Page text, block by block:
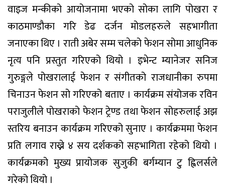
वाइज मन्कीको आयोजनामा भएको सोका लागि पोखरा र
काठमाण्डौका गरि डेढ दर्जन मोडलहरुले सहभागीता
जनाएका थिए । राती अबेर सम्म चलेको फेशन सोमा आधुनिक
नृत्य पनि प्रस्तुत गरिएको थियो । इभेन्ट म्यानेजर सनिज
गुरुङ्गले पोखरालाई फेशन र संगीतको राजधानीका रुपमा
चिनाउन फेशन सो गरिएको बताए । कार्यक्रम संयोजक रविन
पराजुलीले पोखराको फेशन ट्रेण्ड तथा फेशन सोहरुलाई अझ
स्तरिय बनाउन कार्यक्रम गरिएको सुनाए । कार्यक्रममा फेशन
प्रति लगाव राख्ने ४ सय दर्शकको सहभागिता रहेको थियो ।
कार्यक्रमको मुख्य प्रायोजक सुजुकी बर्गम्यान टु ह्विलर्सले
गरेको थियो ।